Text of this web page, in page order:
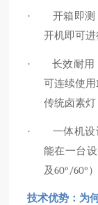
·
开箱即测
开机即可进
·
长效耐用
可连续使用
传统卤素灯
·
一体机设
能在一台
及60°/60°
技术优势：为